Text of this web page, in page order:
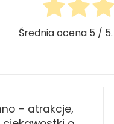
Średnia ocena 5 /
– atrakcje,